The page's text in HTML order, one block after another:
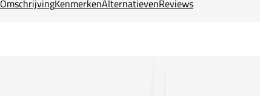
OmschrijvingKenmerkenAlternatievenReviews